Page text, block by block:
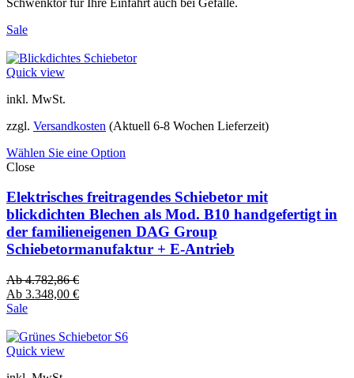
Sale
Quick view
inkl. MwSt.
zzgl. Versandkosten (Aktuell 6-8 Wochen Lieferzeit)
Wählen Sie eine Option
Close
Elektrisches freitragendes Schiebetor mit
blickdichten Blechen als Mod. B10 handgefertigt in
der familieneigenen DAG Group
Schiebetormanufaktur + E-Antrieb
Ab4.782,86€
Ab 3.348,00 €
Sale
Quick view